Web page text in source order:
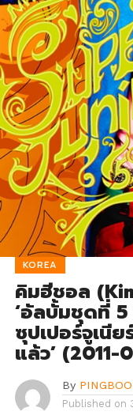
KOREA
คิมฮีชอล
‘อัลบั้มชุดที่
ซุปเปอร์จูเนี
แล้ว’
By
Published on